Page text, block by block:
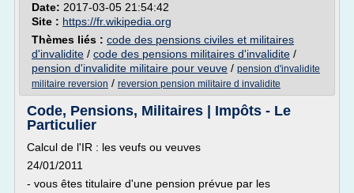
Date: 2017-03-05 21:54:42
Site : https://fr.wikipedia.org
Thèmes liés : code des pensions civiles et militaires
d'invalidite / code des pensions militaires d'invalidite /
pension d'invalidite militaire pour veuve / pension d'invalidite
militaire reversion / reversion pension militaire d invalidite
Code, Pensions, Militaires | Impôts - Le
Particulier
Calcul de l'IR : les veufs ou veuves
24/01/2011
- vous êtes titulaire d'une pension prévue par les